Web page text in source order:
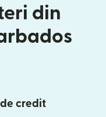
din
credit